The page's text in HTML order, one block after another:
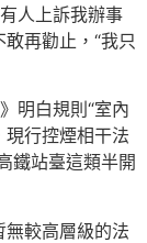
人上訴我辦事
再勸止，“我只
明白規則“室內
現行控煙相干法
鐵站臺這類半開
較高層級的法